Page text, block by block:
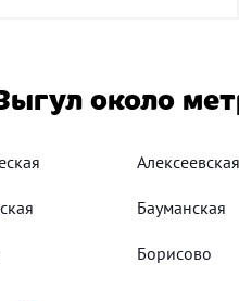
около
Алексеевская
Бауманская
Борисово